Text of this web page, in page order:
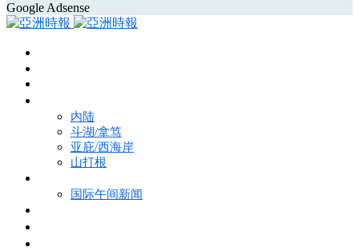
Google Adsense
内陆
斗湖/拿笃
亚庇/西海岸
山打根
国际午间新闻